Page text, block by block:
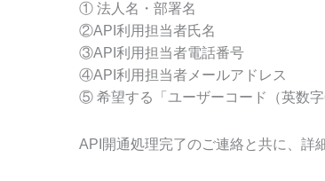
①法人名・部署名
②API 利用担当者氏名
③API 利用担当者電話番号
④API 利用担当者メールアドレス
⑤ 希望する「ユーザーコード（英数字
API 開通処理完了のご連絡と共に、詳